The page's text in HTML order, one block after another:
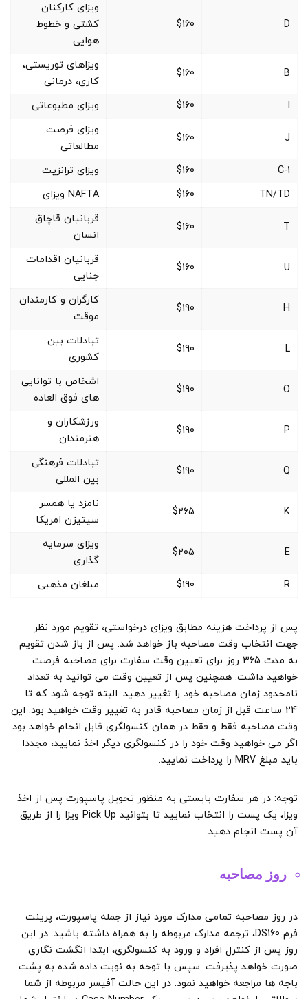
D
$160
ویزای کارکنان
کشتی و خطوط
هوایی
B
$160
ویزاهای توریستی،
کاری، درمانی
I
$160 ویزای مطبوعاتی
J
$160
ویزای فرصت
مطالعاتی
C-1
$160
ویزای ترانزیت
TN/TD
$160 NAFTA ویزای
T
$160
قربانیان قاچاق
انسان
U
$160
قربانیان اقدامات
جنایی
H
$190
کارگران و کارمندان
موقت
L
$190
تبادلات بین
کشوری
O
$190
اشخاص با توانایی
های فوق العاده
P
$190
ورزشکاران و
هنرمندان
Q
$190
تبادلات فرهنگی
بین المللی
K
$265
نامزد یا همسر
سیتیزن امریکا
E
$205
ویزای سرمایه
گذاری
R
$190 مبلغان مذهبی
پس از پرداخت هزینه مطابق ویزای درخواستی، تقویم مورد نظر
جهت انتخاب وقت مصاحبه باز خواهد شد. پس از باز شدن تقویم
به مدت 365 روز برای تعیین وقت سفارت برای مصاحبه فرصت
خواهید داشت. همچنین پس از تعیین وقت می توانید به تعداد
نامحدود زمان مصاحبه خود را تغییر دهید. البته توجه شود که تا
24 ساعت قبل از زمان مصاحبه قادر به تغییر وقت خواهید بود. این
وقت مصاحبه فقط و فقط در همان کنسولگری قابل انجام خواهد بود.
اگر می خواهید وقت خود را در کنسولگری دیگر اخذ نمایید، مجددا
باید مبلغ MRV را پرداخت نمایید.
توجه: در هر سفارت بایستی به منظور تحویل پاسپورت پس از اخذ
ویزا، یک پست را انتخاب نمایید تا بتوانید Pick Up ویزا را از طریق
آن پست انجام دهید.
روز مصاحبه
در روز مصاحبه تمامی مدارک مورد نیاز از جمله پاسپورت، پرینت
فرم DS160، ترجمه مدارک مربوطه را به همراه داشته باشید. در این
روز پس از کنترل افراد و ورود به کنسولگری، ابتدا انگشت نگاری
صورت خواهد پذیرفت. سپس با توجه به نوبت داده شده به پشت
باجه ها مراجعه خواهید نمود. در این حالت آفیسر مربوطه از شما